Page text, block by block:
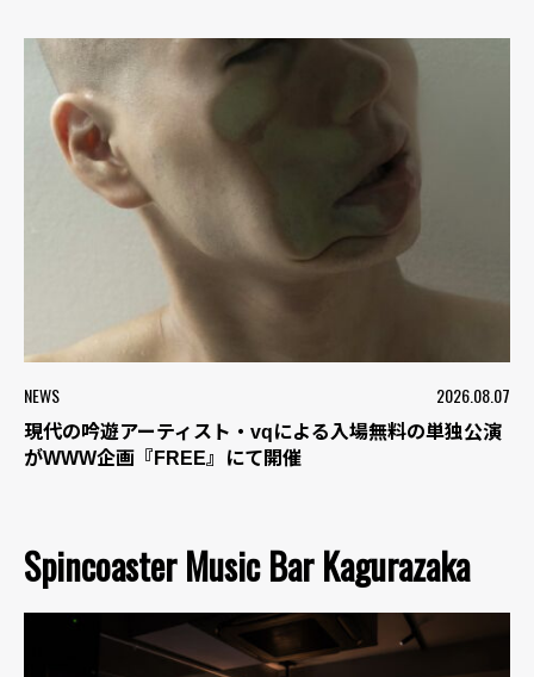
NEWS 2026.08.07
現代の吟遊アーティスト・vqによる入場無料の単独公演
がWWW企画『FREE』にて開催
Spincoaster Music Bar Kagurazaka